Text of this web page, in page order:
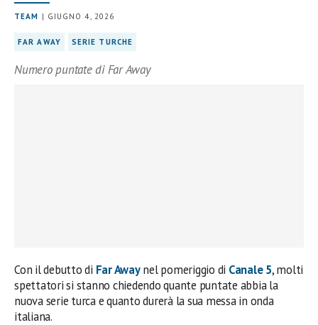
TEAM | GIUGNO 4, 2026
FAR AWAY SERIE TURCHE
Numero puntate di Far Away
Con il debutto di Far Awaynel pomeriggio di Canale 5, molti
spettatori si stanno chiedendo quante puntate abbia la
nuova serie turca e quanto durerà la sua messa in onda
italiana.